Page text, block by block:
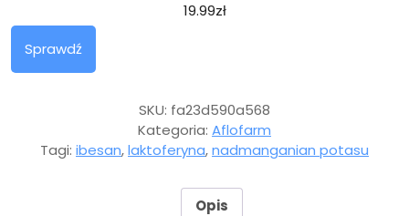
19.99zł
Sprawdź
SKU: fa23d590a568
Kategoria: Aflofarm
Tagi: ibesan,laktoferyna,nadmanganian potasu
Opis